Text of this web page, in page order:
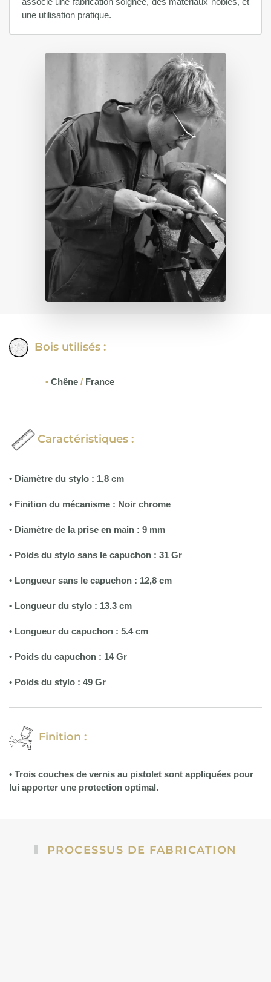
une utilisation pratique.
Bois utilisés :
• Chêne / France
Caractéristiques :
• Diamètre du stylo : 1,8 cm
• Finition du mécanisme : Noir chrome
• Diamètre de la prise en main : 9 mm
• Poids du stylo sans le capuchon : 31 Gr
• Longueur sans le capuchon : 12,8 cm
• Longueur du stylo : 13.3 cm
• Longueur du capuchon : 5.4 cm
• Poids du capuchon : 14 Gr
• Poids du stylo : 49 Gr
Finition :
• Trois couches de vernis au pistolet sont appliquées pour
lui apporter une protection optimal.
PROCESSUS DE FABRICATION